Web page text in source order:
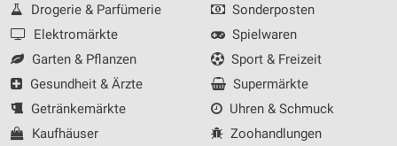
Drogerie & Parfümerie
Elektromärkte
Garten & Pflanzen
Gesundheit & Ärzte
Getränkemärkte
Kaufhäuser
Sonderposten
Spielwaren
Sport & Freizeit
Supermärkte
Uhren & Schmuck
Zoohandlungen